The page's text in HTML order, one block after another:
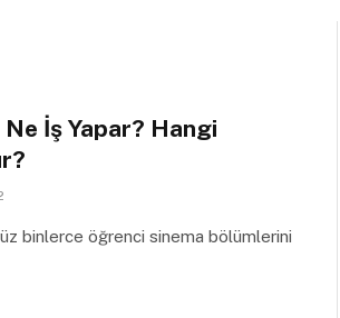
İş Yapar? Hangi
binlerce öğrenci sinema bölümlerini